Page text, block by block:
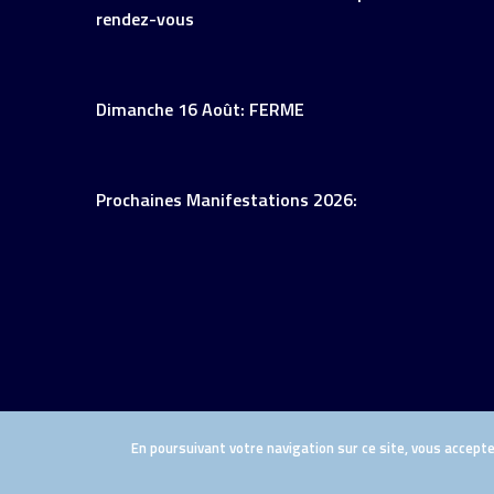
rendez-vous
Dimanche 16 Août: FERME
Prochaines Manifestations 2026:
En poursuivant votre navigation sur ce site, vous